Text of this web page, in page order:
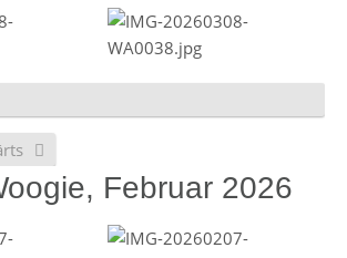
Februar 2026